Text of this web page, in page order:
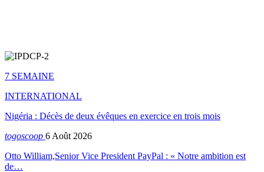
7 SEMAINE
INTERNATIONAL
Nigéria : Décès de deux évêques en exercice en trois mois
togoscoop 6 Août 2026
Otto William,Senior Vice President PayPal : « Notre ambition est
de…